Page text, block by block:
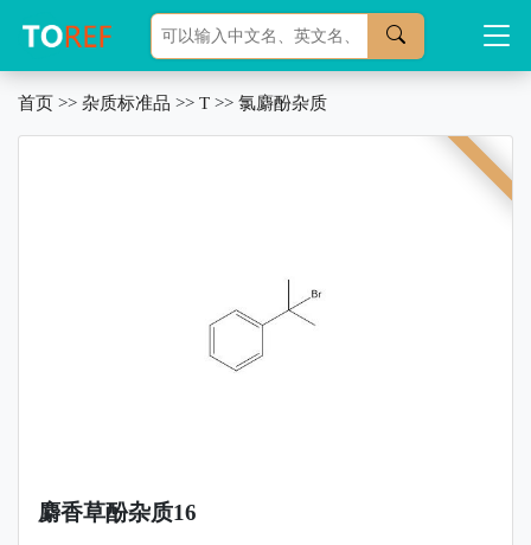
首页 >> 杂质标准品 >> T >> 氯麝酚杂质
麝香草酚杂质16